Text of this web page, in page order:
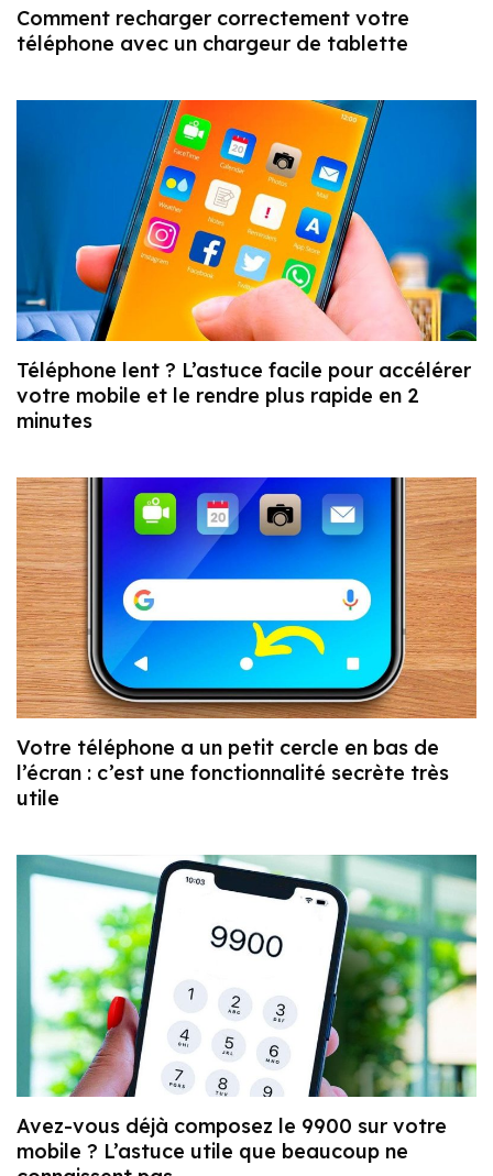
Comment recharger correctement votre
téléphone avec un chargeur de tablette
Téléphone lent ? L’astuce facile pour accélérer
votre mobile et le rendre plus rapide en 2
minutes
Votre téléphone a un petit cercle en bas de
l’écran : c’est une fonctionnalité secrète très
utile
Avez-vous déjà composez le 9900 sur votre
mobile ? L’astuce utile que beaucoup ne